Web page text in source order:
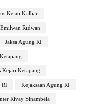
Kejati Kalbar
Emilwan Ridwan
Jaksa Agung RI
Kejari Ketapang
RI Kejaksaan Agung RI
Rivay Sinambela